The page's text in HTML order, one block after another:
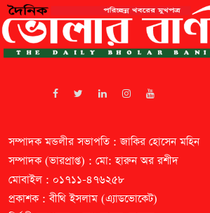
সম্পাদক মন্ডলীর সভাপতি : জাকির হোসেন মহিন
সম্পাদক (ভারপ্রাপ্ত) : মো: হারুন অর রশীদ
মোবাইল : ০১৭১১-৪৭৬২৫৮
প্রকাশক : বীথি ইসলাম (এ্যাডভোকেট)